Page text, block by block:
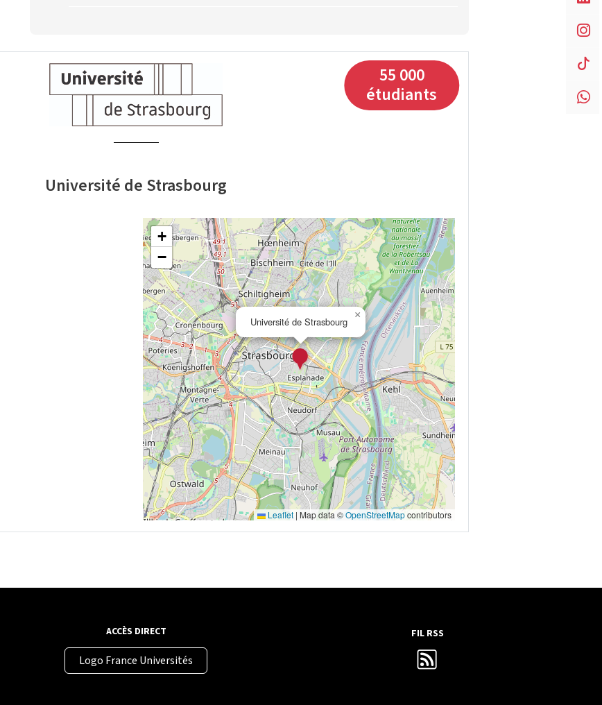
Université de Strasbourg
55 000
étudiants
Université de Strasbourg
×
+
−
Leaflet | Map data ©OpenStreetMapcontributors
ACCÈS DIRECT
Logo France Universités
FIL RSS